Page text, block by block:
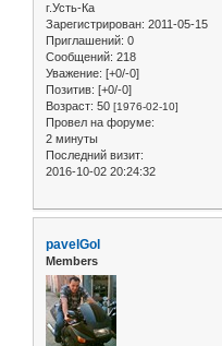
г.Усть-Ка
Зарегистрирован: 2011-05-15
Приглашений: 0
Сообщений: 218
Уважение: [+0/-0]
Позитив: [+0/-0]
Возраст: 50 [1976-02-10]
Провел на форуме:
2 минуты
Последний визит:
2016-10-02 20:24:32
pavelGol
Members